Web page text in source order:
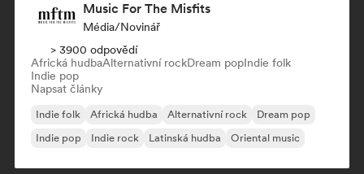
Music For The Misfits
Média/novinář
> 3900 odpovědí
Africká hudbaAlternativní rockDream popIndie folk
Indie pop
Napsat články
Indie folk Africká hudba Alternativní rock
Dream pop
Indie pop
Indie rock Latinská hudba Oriental music